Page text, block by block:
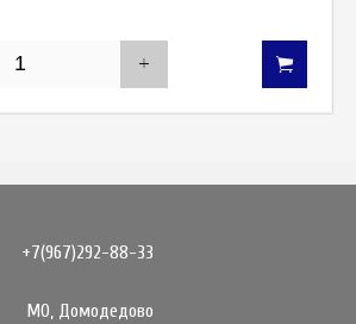
+7(967)292-88-33
МО, Домодедово